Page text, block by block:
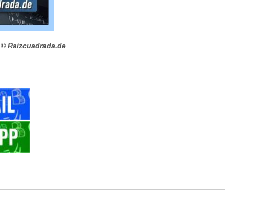
© Raizcuadrada.de